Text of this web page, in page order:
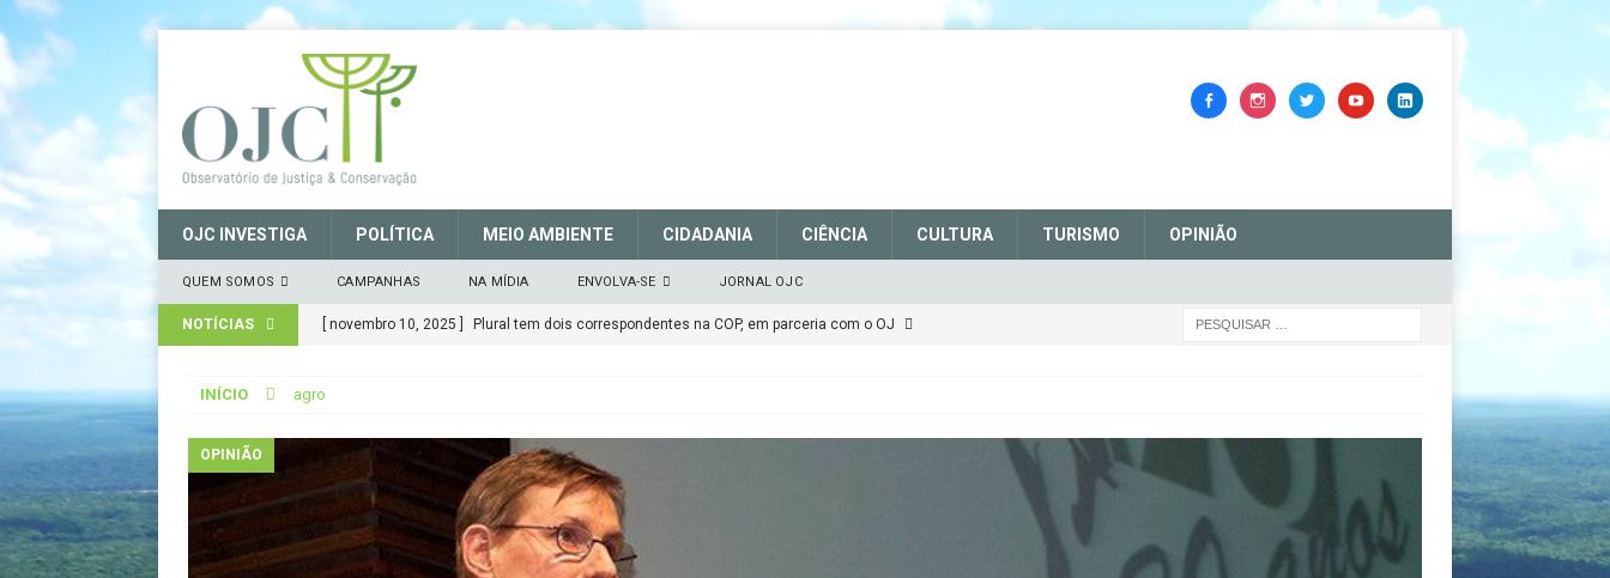
OJC INVESTIGA POLÍTICA MEIO AMBIENTE CIDADANIA CIÊNCIA CULTURA TURISMO OPINIÃO
QUEM SOMOS CAMPANHAS NA MÍDIA ENVOLVA-SE JORNAL OJC
NOTÍCIAS [ março 27, 2025 ] MANIFESTO EM DEFESA DO SISTEMA NACIONAL DE UNIDADES DE
CIDADANIA
[ novembro 29, 2024 ] Nota de Atenção CIDADANIA
[ novembro 11, 2024 ] Nota de Repúdio OPINIÃO
[ agosto 9, 2024 ] O assustador derretimento das geleiras dos Andes
INÍCIO agro
OPINIÃO